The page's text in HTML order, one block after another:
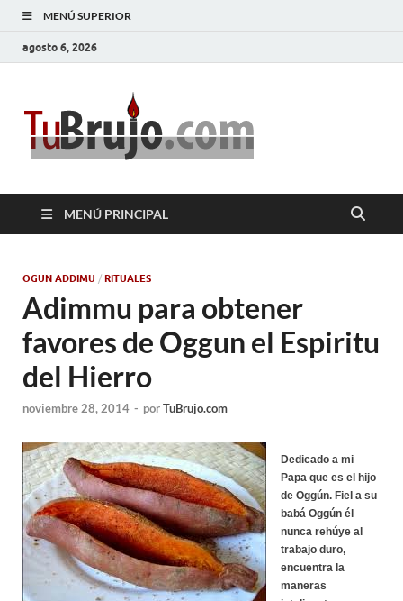
MENÚ SUPERIOR
agosto 6, 2026
MENÚ PRINCIPAL
OGUN ADDIMU / RITUALES
Adimmu para obtener
favores de Oggun el Espiritu
del Hierro
noviembre 28, 2014 - porTuBrujo.com
Dedicado a mi
Papa que es el hijo
de Oggún. Fiel a su
babá Oggún él
nunca rehúye al
trabajo duro,
encuentra la
maneras